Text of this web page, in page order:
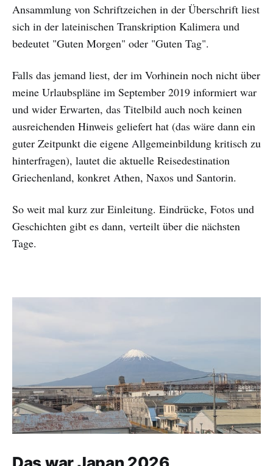
Ansammlung von Schriftzeichen in der Überschrift liest
sich in der lateinischen Transkription Kalimera und
bedeutet "Guten Morgen" oder "Guten Tag".
Falls das jemand liest, der im Vorhinein noch nicht über
meine Urlaubspläne im September 2019 informiert war
und wider Erwarten, das Titelbild auch noch keinen
ausreichenden Hinweis geliefert hat (das wäre dann ein
guter Zeitpunkt die eigene Allgemeinbildung kritisch zu
hinterfragen), lautet die aktuelle Reisedestination
Griechenland, konkret Athen, Naxos und Santorin.
So weit mal kurz zur Einleitung. Eindrücke, Fotos und
Geschichten gibt es dann, verteilt über die nächsten
Tage.